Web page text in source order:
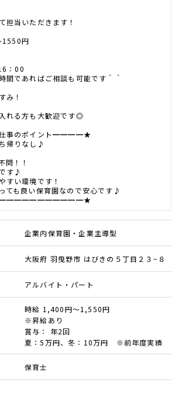
担当いただきます！
1550円
：00
間であればご相談も可能です＾＾
み！
れる方も大歓迎です◎
事のポイント━━━━★
帰りなし♪
問！！
す♪
すい環境です！
ても良い保育園なので安心です♪
企業内保育園・企業主導型
大阪府 羽曳野市 はびきの５丁目２３−８
アルバイト・パート
時給 1,400円～1,550円
※昇給あり
賞与： 年2回
夏：5万円、冬：10万円 ※前年度実績
保育士